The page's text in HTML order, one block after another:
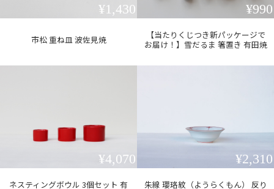
市松 重ね皿 波佐見焼
¥1,430
【当たりくじつき新パッケージで
お届け！】雪だるま 箸置き 有田焼
¥990
ネスティングボウル 3個セット 有
¥4,070
朱線 瓔珞紋（ようらくもん） 反り
¥2,310